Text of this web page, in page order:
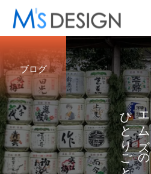
ブログ
エ
ム
ズ
の
ひ
と
り
ご
と